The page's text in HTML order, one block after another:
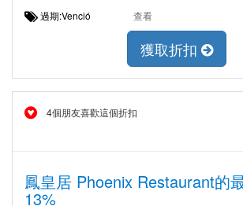
過期:Venció 查看
獲取折扣
4個朋友喜歡這個折扣
鳳皇居 Phoenix Restaurant的
13%